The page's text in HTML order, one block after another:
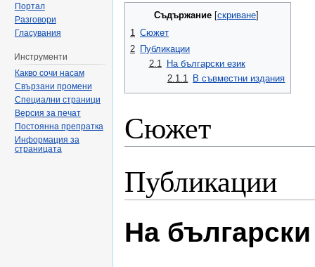
Съдържание скриване
1 Сюжет
2 Публикации
2.1
На български език
2.1.1
В съвместни издания
Сюжет
Публикации
На български
Портал
Разговори
Гласувания
Инструменти
Какво сочи насам
Свързани промени
Специални страници
Версия за печат
Постоянна препратка
Информация за
страницата